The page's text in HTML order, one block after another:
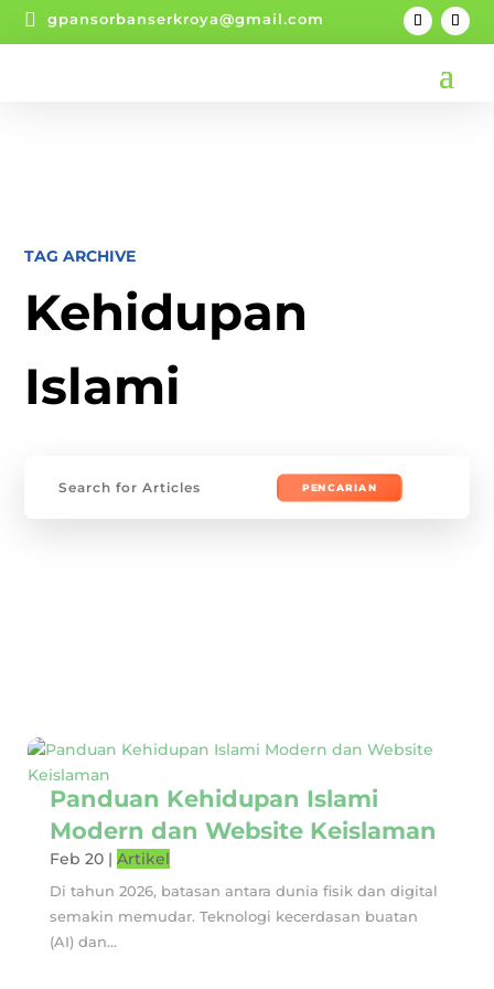
 gpansorbanserkroya@gmail.com
TAG ARCHIVE
Kehidupan
Islami
Panduan Kehidupan Islami
Modern dan Website Keislaman
Feb 20| Artikel
Di tahun 2026, batasan antara dunia fisik dan digital
semakin memudar. Teknologi kecerdasan buatan
(AI) dan...